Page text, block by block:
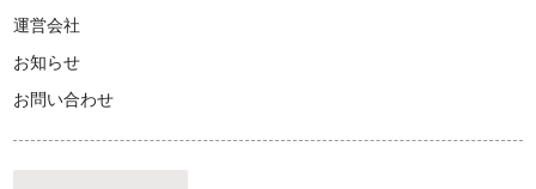
運営会社
お知らせ
お問い合わせ